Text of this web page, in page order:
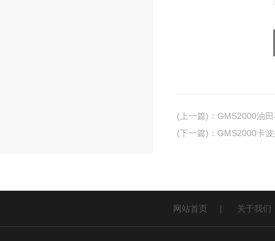
(上一篇) ： GMS2000油
(下一篇) ： GMS2000卡
网站首页 | 关于我们